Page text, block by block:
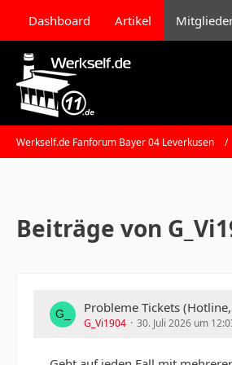
Dashboard Artikel
Werkself.de Fanforum Bayer 04 Leverkusen
Beiträge von
Probleme Tickets
G_Vi1904 30. Juli 2026 um